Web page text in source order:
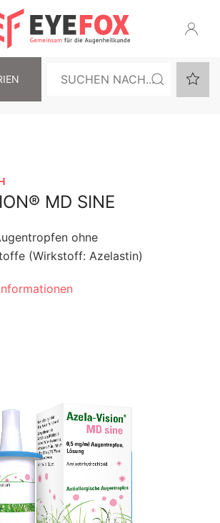
MD SINE
ohne
(Wirkstoff: Azelastin)